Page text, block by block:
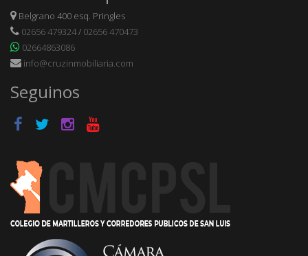
Belgrano 400 esq. Pringles
02656 479324/ 02656 470473
02664863086
info@cruzinmobiliaria.com
Seguinos